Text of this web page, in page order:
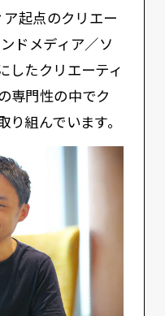
ア起点のクリエー
ドメディア／ソ
したクリエーティ
専門性の中でク
り組んでいます。